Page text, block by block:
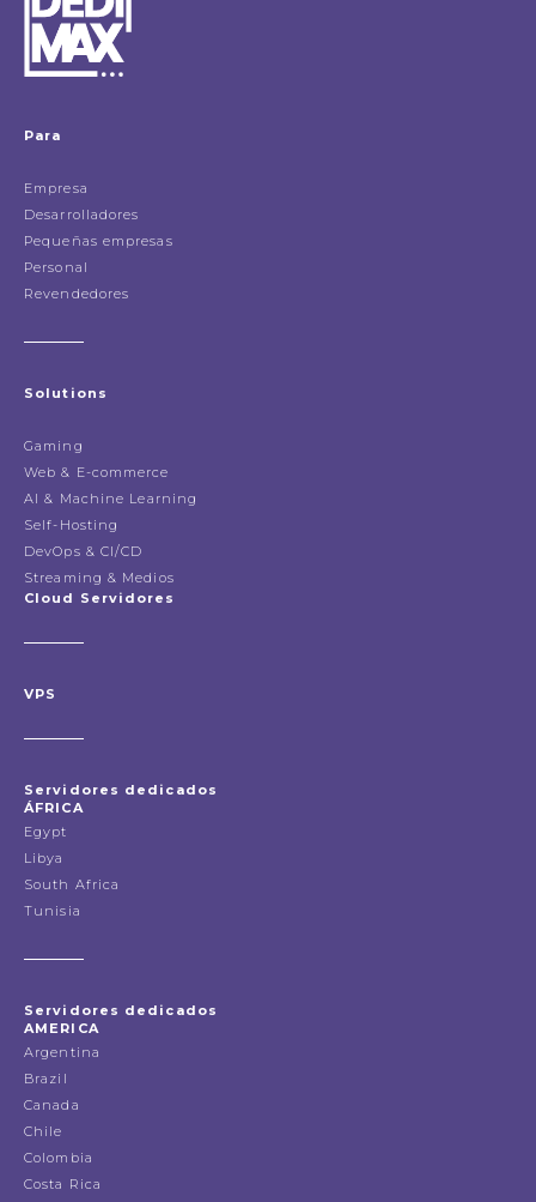
Para
Empresa
Desarrolladores
Pequeñas empresas
Personal
Revendedores
Solutions
Gaming
Web & E-commerce
AI & Machine Learning
Self-Hosting
DevOps & CI/CD
Streaming & Medios
Cloud Servidores
VPS
Servidores dedicados
ÁFRICA
Egypt
Libya
South Africa
Tunisia
Servidores dedicados
AMERICA
Argentina
Brazil
Canada
Chile
Colombia
Costa Rica